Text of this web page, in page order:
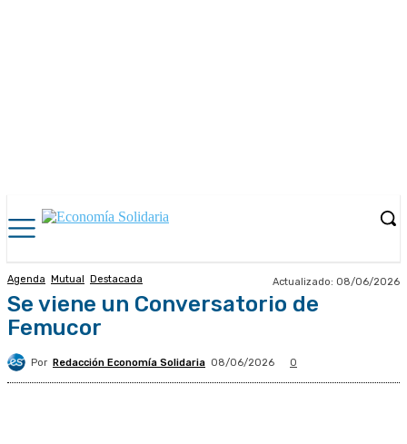
Agenda Mutual Destacada Actualizado: 08/06/2026
Se viene un Conversatorio de
Femucor
Por Redacción Economía Solidaria 08/06/2026 0